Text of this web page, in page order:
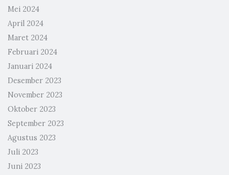
Mei 2024
April 2024
Maret 2024
Februari 2024
Januari 2024
Desember 2023
November 2023
Oktober 2023
September 2023
Agustus 2023
Juli 2023
Juni 2023